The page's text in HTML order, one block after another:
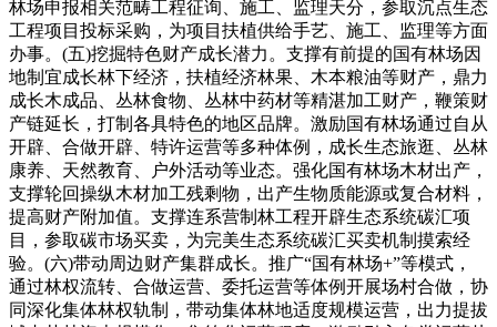
林场申报相关范畴工程征询、施工、监理天分，参取沉点生态
工程项目投标采购，为项目扶植供给手艺、施工、监理等方面
办事。(五)挖掘特色财产成长潜力。支撑有前提的国有林场因
地制宜成长林下经济，扶植经济林果、木本粮油等财产，鼎力
成长木成品、丛林食物、丛林中药材等精湛加工财产，鞭策财
产链延长，打制各具特色的地区品牌。激励国有林场通过自从
开辟、合做开辟、特许运营等多种体例，成长生态旅逛、丛林
康养、天然教育、户外活动等业态。强化国有林场木材出产，
支撑轮回操纵木材加工残剩物，出产生物质能源或复合材料，
提高财产附加值。支撑连系营制林工程开辟生态系统碳汇项
目，参取碳市场买卖，为完美生态系统碳汇买卖机制摸索经
验。(六)带动周边财产集群成长。推广“国有林场+”等模式，
通过林权流转、合做运营、委托运营等体例开展场村合做，协
同深化集体林权轨制，带动集体林地适度规模运营，出力提拔